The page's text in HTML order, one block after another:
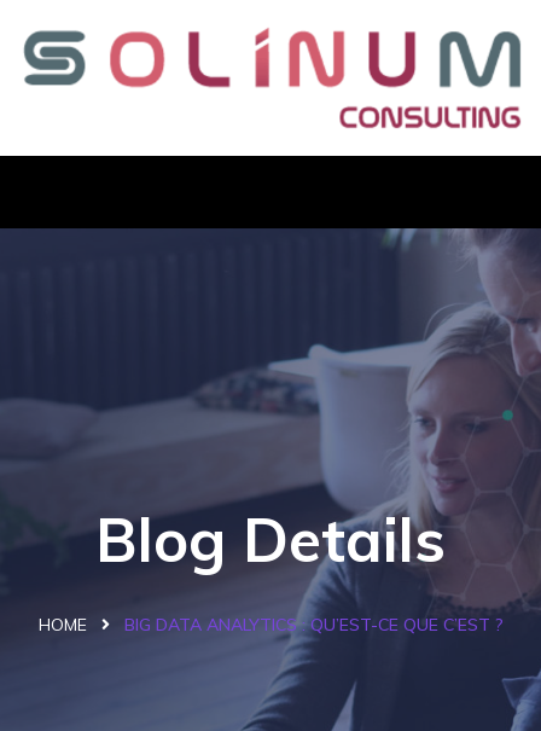
Blog Details
HOME BIG DATA ANALYTICS : QU’EST-CE QUE C’EST ?